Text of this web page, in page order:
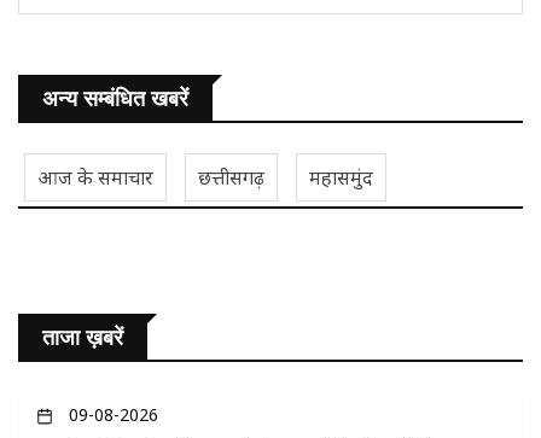
अन्य सम्बंधित खबरें
आज के समाचार छत्तीसगढ़ महासमुंद
ताजा ख़बरें
09-08-2026